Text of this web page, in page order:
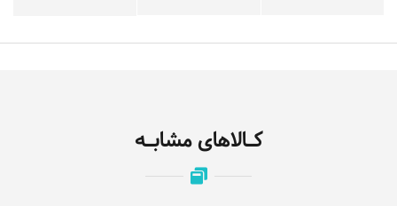
کـالاهای مشابـه